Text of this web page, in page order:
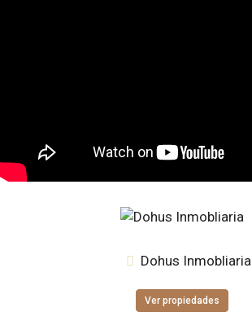
Dohus Inmobliaria
Ver propiedades